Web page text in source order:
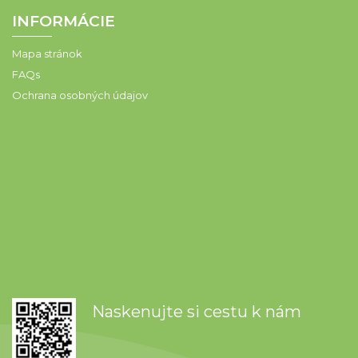
INFORMÁCIE
Mapa stránok
FAQs
Ochrana osobných údajov
Naskenujte si cestu k nám